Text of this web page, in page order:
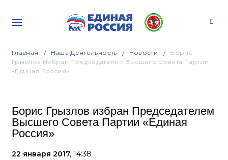
Главная Наша Деятельность Новости
Борис
Грызлов Избран Председателем Высшего Совета Партии
«Единая Россия»
Борис Грызлов избран Председателем
Высшего Совета Партии «Единая
Россия»
22 января 2017, 14:38